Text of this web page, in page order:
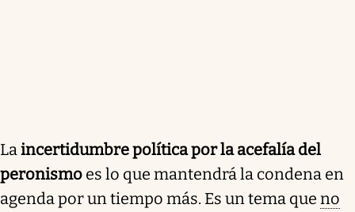
La incertidumbre política por la acefalía del
peronismo es lo que mantendrá la condena en
agenda por un tiempo más. Es un tema que no